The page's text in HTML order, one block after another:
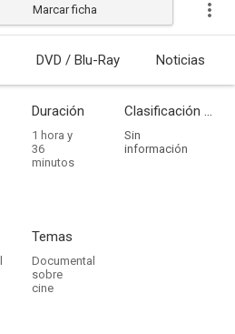
Marcar ficha
DVD / Blu-Ray Noticias
Duración
1 hora y
36
minutos
Clasificación por edades
Sin
información
Temas
Documental
sobre
cine